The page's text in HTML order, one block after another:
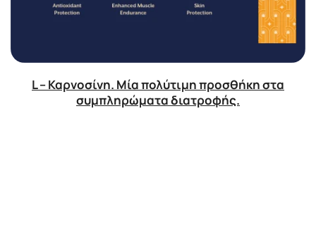
L – Καρνοσίνη. Μία πολύτιμη προσθήκη στα
συμπληρώματα διατροφής.